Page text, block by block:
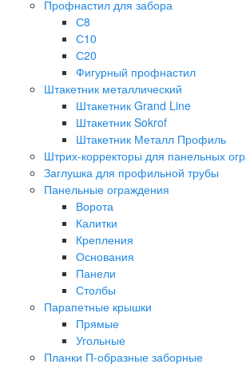
Профнастил для забора
С8
С10
С20
Фигурный профнастил
Штакетник металлический
Штакетник Grand Line
Штакетник Sokrof
Штакетник Металл Профиль
Штрих-корректоры для панельных
Заглушка для профильной трубы
Панельные ограждения
Ворота
Калитки
Крепления
Основания
Панели
Столбы
Парапетные крышки
Прямые
Угольные
Планки П-образные заборные